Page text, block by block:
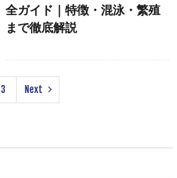
全ガイド｜特徴・混泳・繁殖
まで徹底解説
3 Next